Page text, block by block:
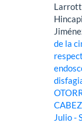
de la
Julio -